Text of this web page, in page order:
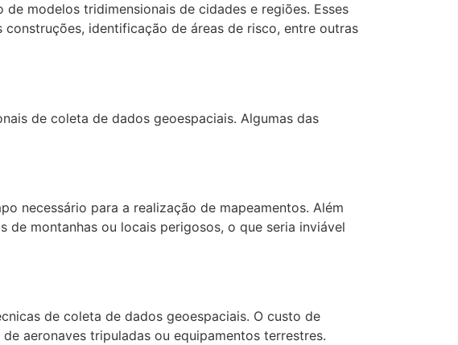
modelos tridimensionais de cidades e regiões. Esses
identificação de áreas de risco, entre outras
de coleta de dados geoespaciais. Algumas das
necessário para a realização de mapeamentos. Além
de montanhas ou locais perigosos, o que seria inviável
de coleta de dados geoespaciais. O custo de
aeronaves tripuladas ou equipamentos terrestres.